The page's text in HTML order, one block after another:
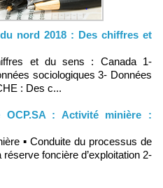
et du sens : Canada 1-
sociologiques 3- Données
: Des c...
: Activité minière :
▪ Conduite du processus de
foncière d’exploitation 2-